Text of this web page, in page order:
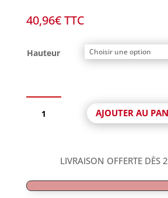
40,96€TTC
Hauteur
Anti-
AJOUTER AU
LIVRAISON OFFERTE DÈS